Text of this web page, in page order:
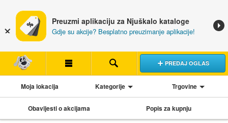
Preuzmi aplikaciju za Njuškalo kataloge
Gdje su akcije? Besplatno preuzimanje aplikacije!
PREDAJ OGLAS
Moja lokacija Kategorije Trgovine
Obavijesti o akcijama Popis za kupnju